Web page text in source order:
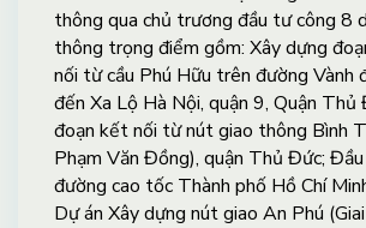
thông qua chủ trương đầu tư công 8
thông trọng điểm gồm: Xây dựng
nối từ cầu Phú Hữu trên đường Vành
đến Xa Lộ Hà Nội, quận 9, Quận Thủ
đoạn kết nối từ nút giao thông Bình
Phạm Văn Đồng), quận Thủ Đức;
đường cao tốc Thành phố Hồ Chí
Dự án Xây dựng nút giao An Phú